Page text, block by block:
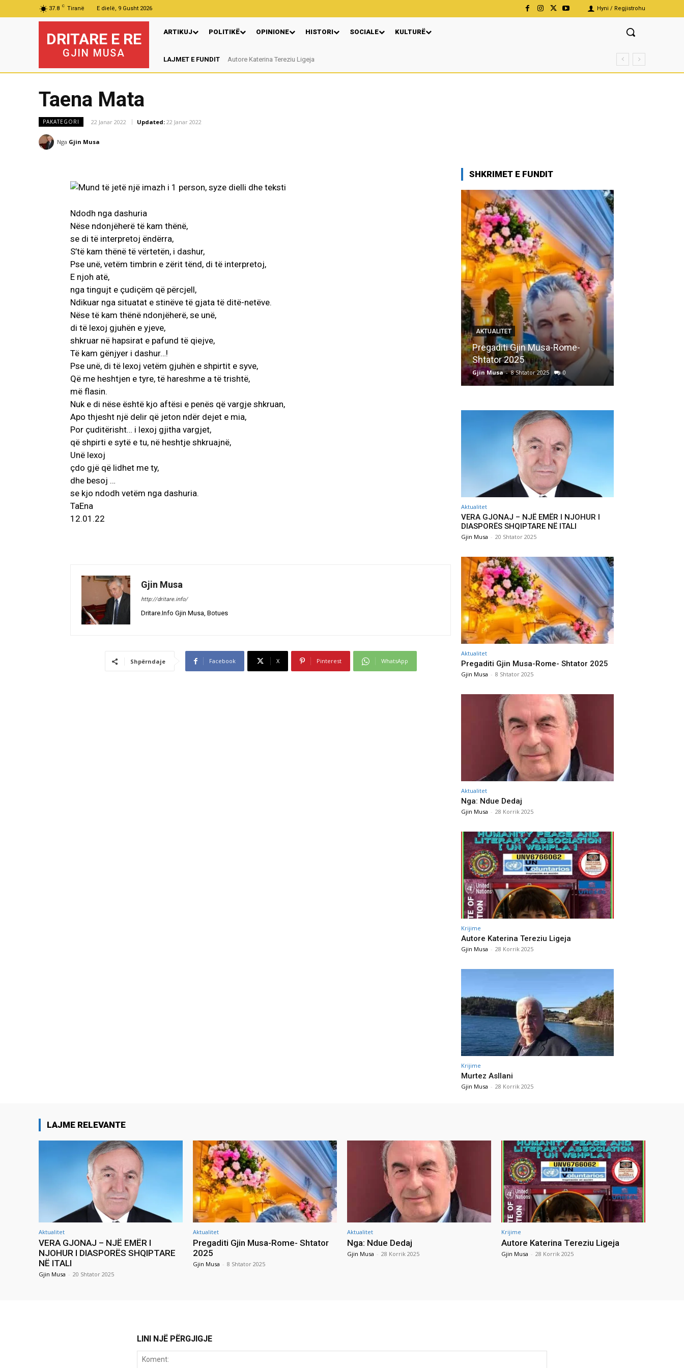
37.8 C Tiranë E dielë, 9 Gusht 2026 Hyni / Regjistrohu
DRITARE E RE
GJIN MUSA
ARTIKUJ POLITIKË OPINIONE HISTORI SOCIALE KULTURË
LAJMET E FUNDIT Autore Katerina Tereziu Ligeja
Taena Mata
PAKATEGORI 22 Janar 2022 Updated: 22 Janar 2022
Nga Gjin Musa
Ndodh nga dashuria
Nëse ndonjëherë të kam thënë,
se di të interpretoj ëndërra,
S’të kam thënë të vërtetën, i dashur,
Pse unë, vetëm timbrin e zërit tënd, di të interpretoj,
E njoh atë,
nga tingujt e çudiçëm që përcjell,
Ndikuar nga situatat e stinëve të gjata të ditë-netëve.
Nëse të kam thënë ndonjëherë, se unë,
di të lexoj gjuhën e yjeve,
shkruar në hapsirat e pafund të qiejve,
Të kam gënjyer i dashur…!
Pse unë, di të lexoj vetëm gjuhën e shpirtit e syve,
Që me heshtjen e tyre, të hareshme a të trishtë,
më flasin.
Nuk e di nëse është kjo aftësi e penës që vargje shkruan,
Apo thjesht një delir që jeton ndër dejet e mia,
Por çuditërisht… i lexoj gjitha vargjet,
që shpirti e sytë e tu, në heshtje shkruajnë,
Unë lexoj
çdo gjë që lidhet me ty,
dhe besoj …
se kjo ndodh vetëm nga dashuria.
TaEna
12.01.22
Gjin Musa
http://dritare.info/
Dritare.Info Gjin Musa, Botues
Shpërndaje Facebook X Pinterest WhatsApp
SHKRIMET E FUNDIT
AKTUALITET
Pregaditi Gjin Musa-Rome-
Shtator 2025
Gjin Musa - 8 Shtator 2025 0
Aktualitet
VERA GJONAJ – NJË EMËR I NJOHUR I
DIASPORËS SHQIPTARE NË ITALI
Gjin Musa - 20 Shtator 2025
Aktualitet
Pregaditi Gjin Musa-Rome- Shtator 2025
Gjin Musa - 8 Shtator 2025
Aktualitet
Nga: Ndue Dedaj
Gjin Musa - 28 Korrik 2025
Krijime
Autore Katerina Tereziu Ligeja
Gjin Musa - 28 Korrik 2025
Krijime
Murtez Asllani
Gjin Musa - 28 Korrik 2025
LAJME RELEVANTE
Aktualitet
VERA GJONAJ – NJË EMËR I
NJOHUR I DIASPORËS SHQIPTARE
NË ITALI
Gjin Musa - 20 Shtator 2025
Aktualitet
Pregaditi Gjin Musa-Rome- Shtator
2025
Gjin Musa - 8 Shtator 2025
Aktualitet
Nga: Ndue Dedaj
Gjin Musa - 28 Korrik 2025
Krijime
Autore Katerina Tereziu Ligeja
Gjin Musa - 28 Korrik 2025
LINI NJË PËRGJIGJE